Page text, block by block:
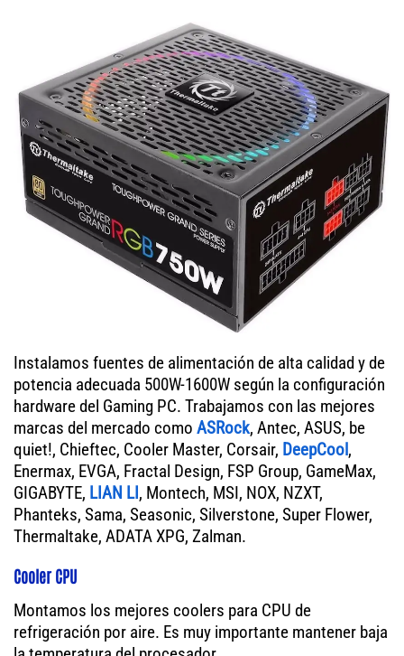
Instalamos fuentes de alimentación de alta calidad y de
potencia adecuada 500W-1600W según la configuración
hardware del Gaming PC. Trabajamos con las mejores
marcas del mercado como ASRock, Antec, ASUS, be
quiet!, Chieftec, Cooler Master, Corsair, DeepCool,
Enermax, EVGA, Fractal Design, FSP Group, GameMax,
GIGABYTE, LIAN LI, Montech, MSI, NOX, NZXT,
Phanteks, Sama, Seasonic, Silverstone, Super Flower,
Thermaltake, ADATA XPG, Zalman.
Cooler CPU
Montamos los mejores coolers para CPU de
refrigeración por aire. Es muy importante mantener baja